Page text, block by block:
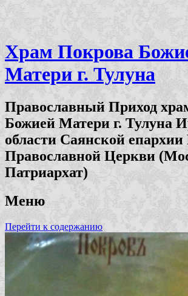
Храм Покрова
Матери г. Тулуна
Православный Приход
Божией Матери г. Тулуна
области Саянской епархии
Православной Церкви
Патриархат)
Меню
Перейти к содержанию